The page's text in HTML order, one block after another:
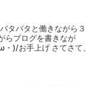
タバタと働きながら３
らブログを書きなが
)/お手上げ さてさて、